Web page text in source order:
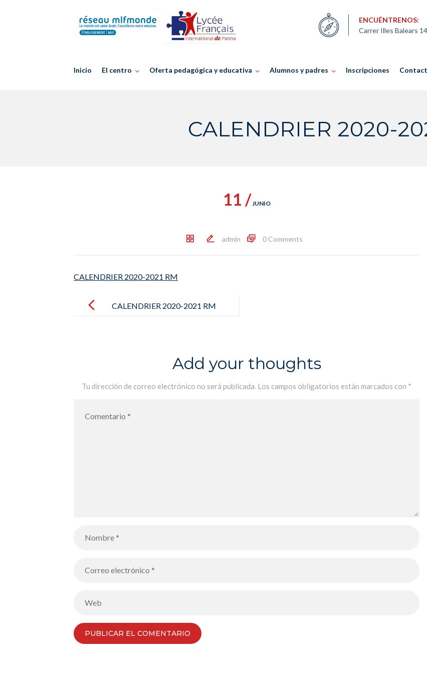
ENCUÉNTRENOS:
Carrer Illes Balears
Inicio El centro Oferta pedagógica y educativa Alumnos y padres Inscripciones
CALENDRIER 2020-
11 /JUNIO
admin 0 Comments
CALENDRIER 2020-2021 RM
navigation
CALENDRIER 2020-2021 RM
Add your thoughts
Tu dirección de correo electrónico no será publicada. Los campos obligatorios están marcados con *